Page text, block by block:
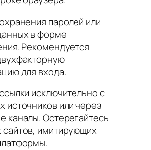
паролей или
в форме
Рекомендуется
для входа.
исключительно с
источников или через
каналы. Остерегайтесь
имитирующих